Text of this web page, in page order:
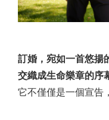
訂婚，宛如一首悠揚
交織成生命樂章的序
它不僅僅是一個宣告